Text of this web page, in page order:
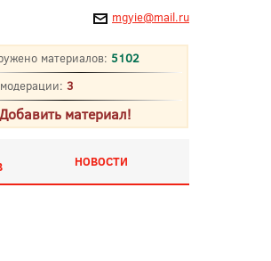
mgyie@mail.ru
материалов: 5102
3
Добавить материал!
НОВОСТИ